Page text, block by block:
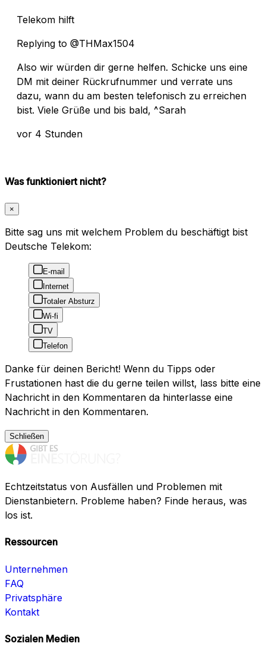
Telekom hilft
Replying to @THMax1504
Also wir würden dir gerne helfen. Schicke uns eine
DM mit deiner Rückrufnummer und verrate uns
dazu, wann du am besten telefonisch zu erreichen
bist. Viele Grüße und bis bald, ^Sarah
vor 4 Stunden
Was funktioniert nicht?
×
Bitte sag uns mit welchem Problem du beschäftigt bist
Deutsche Telekom:
E-mail
Internet
Totaler Absturz
Wi-fi
TV
Telefon
Danke für deinen Bericht! Wenn du Tipps oder
Frustationen hast die du gerne teilen willst, lass bitte eine
Nachricht in den Kommentaren da hinterlasse eine
Nachricht in den Kommentaren.
Schließen
Echtzeitstatus von Ausfällen und Problemen mit
Dienstanbietern. Probleme haben? Finde heraus, was
los ist.
Ressourcen
Unternehmen
FAQ
Privatsphäre
Kontakt
Sozialen Medien